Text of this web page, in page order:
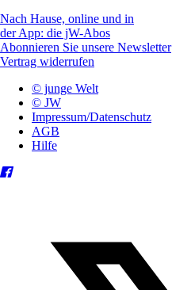
Nach Hause, online und in
der App: die jW-Abos
Abonnieren Sie unsere Newsletter
Vertrag widerrufen
© junge Welt
© JW
Impressum/Datenschutz
AGB
Hilfe